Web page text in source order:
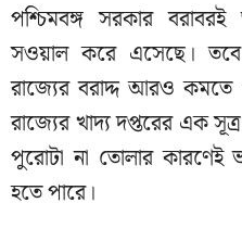
পশ্চিমবঙ্গ সরকার
সওয়াল করে এসেছে। তবে
রাজ্যের বরাদ্দ আরও কমতে
রাজ্যের খাদ্য দপ্তরের এক
পুরোটা না তোলার কারণেই
হতে পারে।